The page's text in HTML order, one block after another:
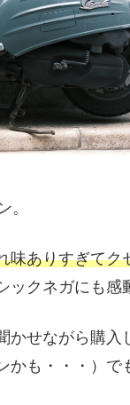
。
味ありすぎてク
クネガにも感
せながら購
かも・・・）